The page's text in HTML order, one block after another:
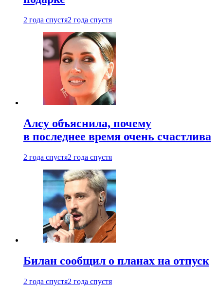
2 года спустя2 года спустя
Алсу объяснила, почему
в последнее время очень счастлива
2 года спустя2 года спустя
Билан сообщил о планах на отпуск
2 года спустя2 года спустя